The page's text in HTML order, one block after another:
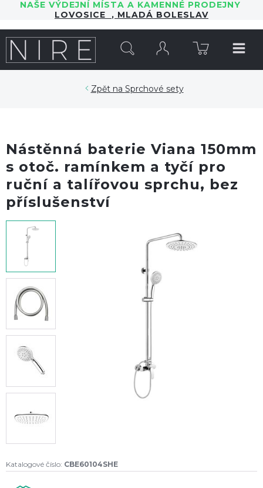
NAŠE VÝDEJNÍ MÍSTA A KAMENNÉ PRODEJNY
LOVOSICE , MLADÁ BOLESLAV
Sprchové sety
Nástěnná baterie Viana 150mm
s otoč. ramínkem a tyčí pro
ruční a talířovou sprchu, bez
příslušenství
Katalogové číslo: CBE60104SHE